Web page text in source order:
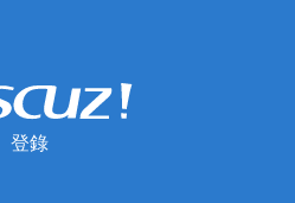
登錄